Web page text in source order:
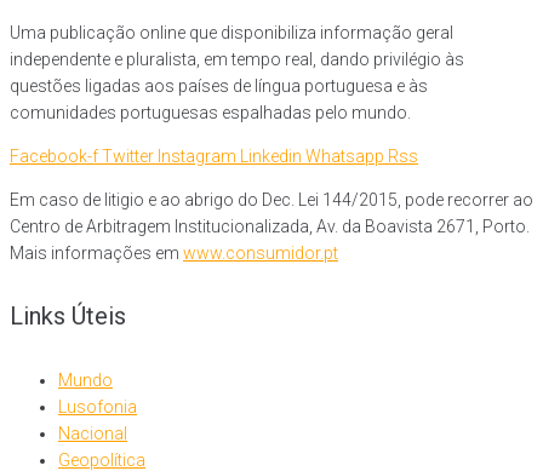
Uma publicação online que disponibiliza informação geral
independente e pluralista, em tempo real, dando privilégio às
questões ligadas aos países de língua portuguesa e às
comunidades portuguesas espalhadas pelo mundo.
Facebook-fTwitter Instagram Linkedin Whatsapp Rss
Em caso de litigio e ao abrigo do Dec. Lei 144/2015, pode recorrer ao
Centro de Arbitragem Institucionalizada, Av. da Boavista 2671, Porto.
Mais informações em www.consumidor.pt
Links Úteis
Mundo
Lusofonia
Nacional
Geopolítica